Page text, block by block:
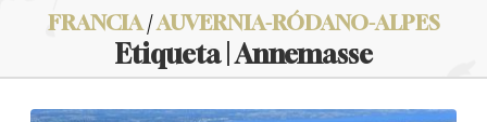
FRANCIA/AUVERNIA-RÓDANO-ALPES
Etiqueta | Annemasse